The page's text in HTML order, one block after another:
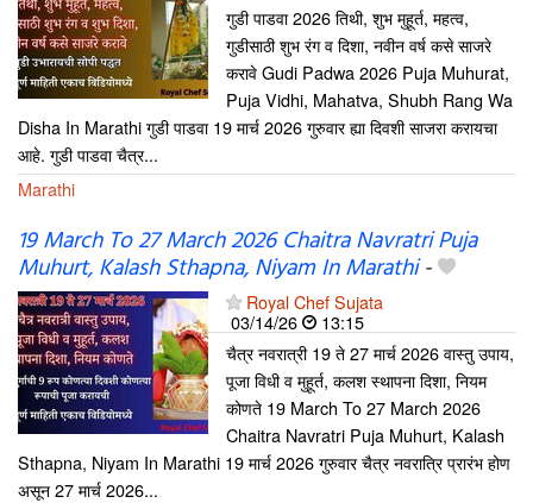
गुडी पाडवा 2026 तिथी, शुभ मुहूर्त, महत्व,
गुडीसाठी शुभ रंग व दिशा, नवीन वर्ष कसे साजरे
करावे Gudi Padwa 2026 Puja Muhurat,
Puja Vidhi, Mahatva, Shubh Rang Wa
Disha In Marathi गुडी पाडवा 19 मार्च 2026 गुरुवार ह्या दिवशी साजरा करायचा
आहे. गुडी पाडवा चैत्र...
Marathi
19 March To 27 March 2026 Chaitra Navratri Puja
Muhurt, Kalash Sthapna, Niyam In Marathi-
Royal Chef Sujata
03/14/26
13:15
चैत्र नवरात्री 19 ते 27 मार्च 2026 वास्तु उपाय,
पूजा विधी व मुहूर्त, कलश स्थापना दिशा, नियम
कोणते 19 March To 27 March 2026
Chaitra Navratri Puja Muhurt, Kalash
Sthapna, Niyam In Marathi 19 मार्च 2026 गुरुवार चैत्र नवरात्रि प्रारंभ होण
असून 27 मार्च 2026...